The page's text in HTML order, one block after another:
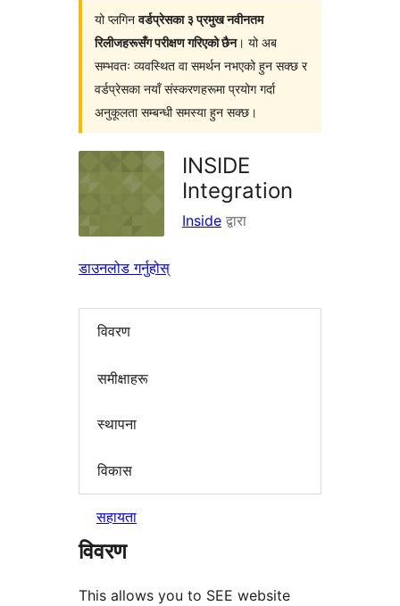
यो प्लगिनवर्डप्रेसका ३ प्रमुख नवीनतम
रिलीजहरूसँग परीक्षण गरिएको छैन। यो अब
सम्भवतः व्यवस्थित वा समर्थन नभएको हुन सक्छ र
वर्डप्रेसका नयाँ संस्करणहरूमा प्रयोग गर्दा
अनुकूलता सम्बन्धी समस्या हुन सक्छ।
INSIDE
Integration
Inside द्वारा
डाउनलोड गर्नुहोस्
विवरण
समीक्षाहरू
स्थापना
विकास
सहायता
विवरण
This allows you to SEE website